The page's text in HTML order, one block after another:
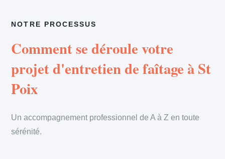
NOTRE PROCESSUS
Comment se déroule votre
projet d'entretien de faîtage à St
Poix
Un accompagnement professionnel de A à Z en toute
sérénité.